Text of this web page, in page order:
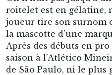
roitelet est en gélatine,
joueur tire son surnom
la mascotte d’une
Après des débuts en
saison à l’Atlético
de São Paulo, ni le plus